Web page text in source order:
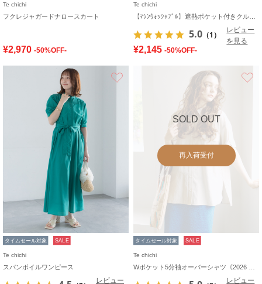
Te chichi
フクレジャガードナロースカート
¥2,970 -50%OFF-
Te chichi
5.0 （1）
レビュー
を見る
¥2,145 -50%OFF-
タイムセール対象 SALE
Te chichi
スパンボイルワンピース
レビュー
SOLD OUT
再入荷受付
タイムセール対象 SALE
Te chichi
レビュー